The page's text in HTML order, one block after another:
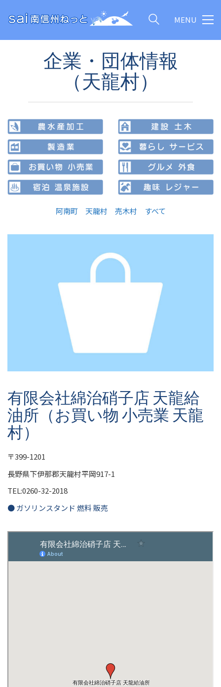
MENU
企業・団体情報
（天龍村）
阿南町 天龍村 売木村 すべて
有限会社綿治硝子店 天龍給
油所（お買い物 小売業 天龍
村）
〒399-1201
長野県下伊那郡天龍村平岡917-1
TEL:0260-32-2018
● ガソリンスタンド 燃料 販売